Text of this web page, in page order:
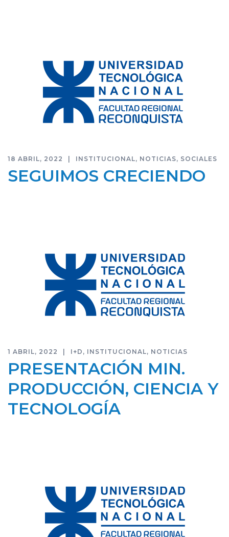
18 ABRIL, 2022 INSTITUCIONAL, NOTICIAS, SOCIALES
SEGUIMOS CRECIENDO
1 ABRIL, 2022 I+D , INSTITUCIONAL, NOTICIAS
PRESENTACIÓN MIN.
PRODUCCIÓN, CIENCIA Y
TECNOLOGÍA